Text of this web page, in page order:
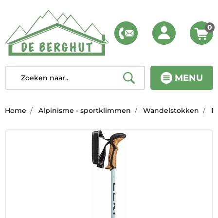
MENU
0
Home Alpinisme - sportklimmen Wandelstokken